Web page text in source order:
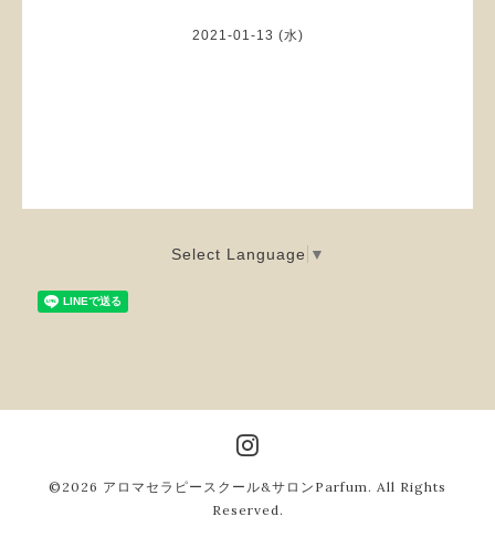
2021-01-13 (水)
Select Language ▼
©2026 アロマセラピースクール&サロンParfum . All Rights
Reserved.